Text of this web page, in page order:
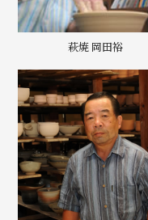
萩焼 岡田裕